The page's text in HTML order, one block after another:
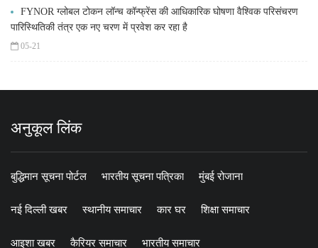
FYNOR ग्लोबल टोकन लॉन्च कॉन्फ्रेंस की आधिकारिक घोषणा वैश्विक परिसंचरण
पारिस्थितिकी तंत्र एक नए चरण में प्रवेश कर रहा है
05-21
अनुकूल लिंक
बुद्धिमान सूचना पोर्टल भारतीय सूचना पत्रिका मुंबई रोजाना
नई दिल्ली खबर स्थानीय समाचार कार घर शिक्षा समाचार
आइशा खबर कैरियर समाचार भारतीय समाचार